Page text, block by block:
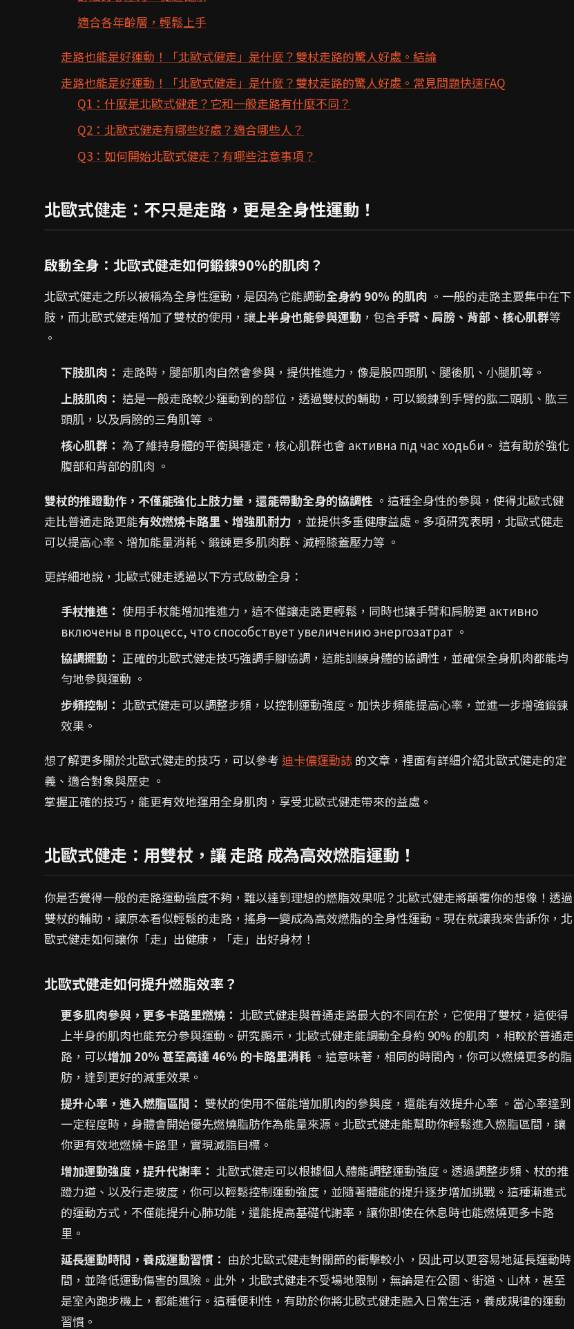
適合各年齡層，輕鬆上手
走路也能是好運動！「北歐式健走」是什麼？雙杖走路的驚人好處。結論
走路也能是好運動！「北歐式健走」是什麼？雙杖走路的驚人好處。常見問題快速FAQ
Q1：什麼是北歐式健走？它和一般走路有什麼不同？
Q2：北歐式健走有哪些好處？適合哪些人？
Q3：如何開始北歐式健走？有哪些注意事項？
北歐式健走：不只是走路，更是全身性運動！
啟動全身：北歐式健走如何鍛鍊90%的肌肉？
北歐式健走之所以被稱為全身性運動，是因為它能調動全身約 90% 的肌肉 。一般的走路主要集中在下
肢，而北歐式健走增加了雙杖的使用，讓上半身也能參與運動 ，包含手臂、肩膀、背部、核心肌群等
。
下肢肌肉： 走路時，腿部肌肉自然會參與，提供推進力，像是股四頭肌、腿後肌、小腿肌等。
上肢肌肉： 這是一般走路較少運動到的部位，透過雙杖的輔助，可以鍛鍊到手臂的肱二頭肌、肱三
頭肌，以及肩膀的三角肌等 。
核心肌群： 為了維持身體的平衡與穩定，核心肌群也會 активна під час ходьби。 這有助於強化
腹部和背部的肌肉 。
雙杖的推蹬動作，不僅能強化上肢力量，還能帶動全身的協調性 。這種全身性的參與，使得北歐式健
走比普通走路更能有效燃燒卡路里、增強肌耐力 ，並提供多重健康益處。多項研究表明，北歐式健走
可以提高心率、增加能量消耗、鍛鍊更多肌肉群、減輕膝蓋壓力等 。
更詳細地說，北歐式健走透過以下方式啟動全身：
手杖推進： 使用手杖能增加推進力，這不僅讓走路更輕鬆，同時也讓手臂和肩膀更 активно
включены в процесс, что способствует увеличению энергозатрат 。
協調擺動： 正確的北歐式健走技巧強調手腳協調，這能訓練身體的協調性，並確保全身肌肉都能均
勻地參與運動 。
步頻控制： 北歐式健走可以調整步頻，以控制運動強度。加快步頻能提高心率，並進一步增強鍛鍊
效果。
想了解更多關於北歐式健走的技巧，可以參考 迪卡儂運動誌 的文章，裡面有詳細介紹北歐式健走的定
義、適合對象與歷史 。
掌握正確的技巧，能更有效地運用全身肌肉，享受北歐式健走帶來的益處。
北歐式健走：用雙杖，讓 走路 成為高效燃脂運動！
你是否覺得一般的走路運動強度不夠，難以達到理想的燃脂效果呢？北歐式健走將顛覆你的想像！透過
雙杖的輔助，讓原本看似輕鬆的走路，搖身一變成為高效燃脂的全身性運動。現在就讓我來告訴你，北
歐式健走如何讓你「走」出健康，「走」出好身材！
北歐式健走如何提升燃脂效率？
更多肌肉參與，更多卡路里燃燒： 北歐式健走與普通走路最大的不同在於，它使用了雙杖，這使得
上半身的肌肉也能充分參與運動。研究顯示，北歐式健走能調動全身約 90% 的肌肉 ，相較於普通走
路，可以增加 20% 甚至高達 46% 的卡路里消耗 。這意味著，相同的時間內，你可以燃燒更多的脂
肪，達到更好的減重效果。
提升心率，進入燃脂區間： 雙杖的使用不僅能增加肌肉的參與度，還能有效提升心率 。當心率達到
一定程度時，身體會開始優先燃燒脂肪作為能量來源。北歐式健走能幫助你輕鬆進入燃脂區間，讓
你更有效地燃燒卡路里，實現減脂目標。
增加運動強度，提升代謝率： 北歐式健走可以根據個人體能調整運動強度。透過調整步頻、杖的推
蹬力道、以及行走坡度，你可以輕鬆控制運動強度，並隨著體能的提升逐步增加挑戰。這種漸進式
的運動方式，不僅能提升心肺功能，還能提高基礎代謝率，讓你即使在休息時也能燃燒更多卡路
里。
延長運動時間，養成運動習慣： 由於北歐式健走對關節的衝擊較小 ，因此可以更容易地延長運動時
間，並降低運動傷害的風險。此外，北歐式健走不受場地限制，無論是在公園、街道、山林，甚至
是室內跑步機上，都能進行。這種便利性，有助於你將北歐式健走融入日常生活，養成規律的運動
習慣。